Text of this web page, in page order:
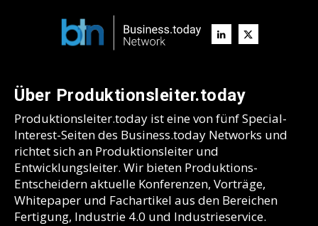
Über Produktionsleiter.today
Produktionsleiter.today ist eine von fünf Special-
Interest-Seiten des Business.today Networks und
richtet sich an Produktionsleiter und
Entwicklungsleiter. Wir bieten Produktions-
Entscheidern aktuelle Konferenzen, Vorträge,
Whitepaper und Fachartikel aus den Bereichen
Fertigung, Industrie 4.0 und Industrieservice.